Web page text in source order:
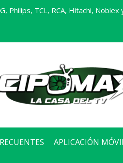
Philips, TCL, RCA, Hitachi,
APLICACIÓN